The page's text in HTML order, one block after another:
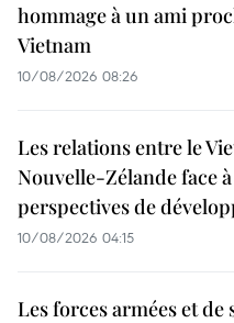
hommage à un ami
Vietnam
10/08/2026 08:26
Les relations entre le
Nouvelle-Zélande face
perspectives de
10/08/2026 04:15
Les forces armées et de